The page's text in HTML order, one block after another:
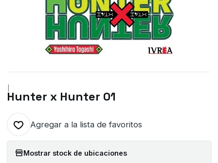
|
Hunter x Hunter 01
Agregar a la lista de favoritos
Mostrar stock de ubicaciones